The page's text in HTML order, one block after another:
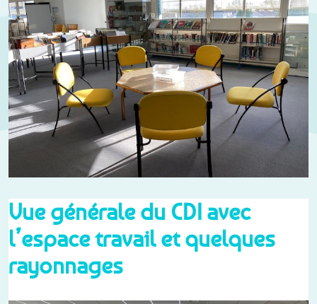
Vue générale du CDI avec
l’espace travail et quelques
rayonnages